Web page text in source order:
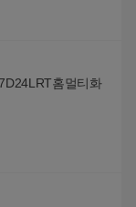
홈멀티화